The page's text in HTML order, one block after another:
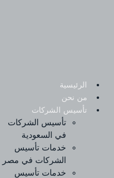
الرئيسية
من نحن
تأسيس الشركات
تأسيس الشركات
في السعودية
خدمات تأسيس
الشركات في مصر
خدمات تأسيس